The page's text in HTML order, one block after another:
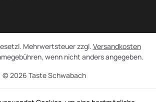
© 2026 Taste Schwabach
Mehrwertsteuer zzgl. Versandkosten
wenn nicht anders angegeben.